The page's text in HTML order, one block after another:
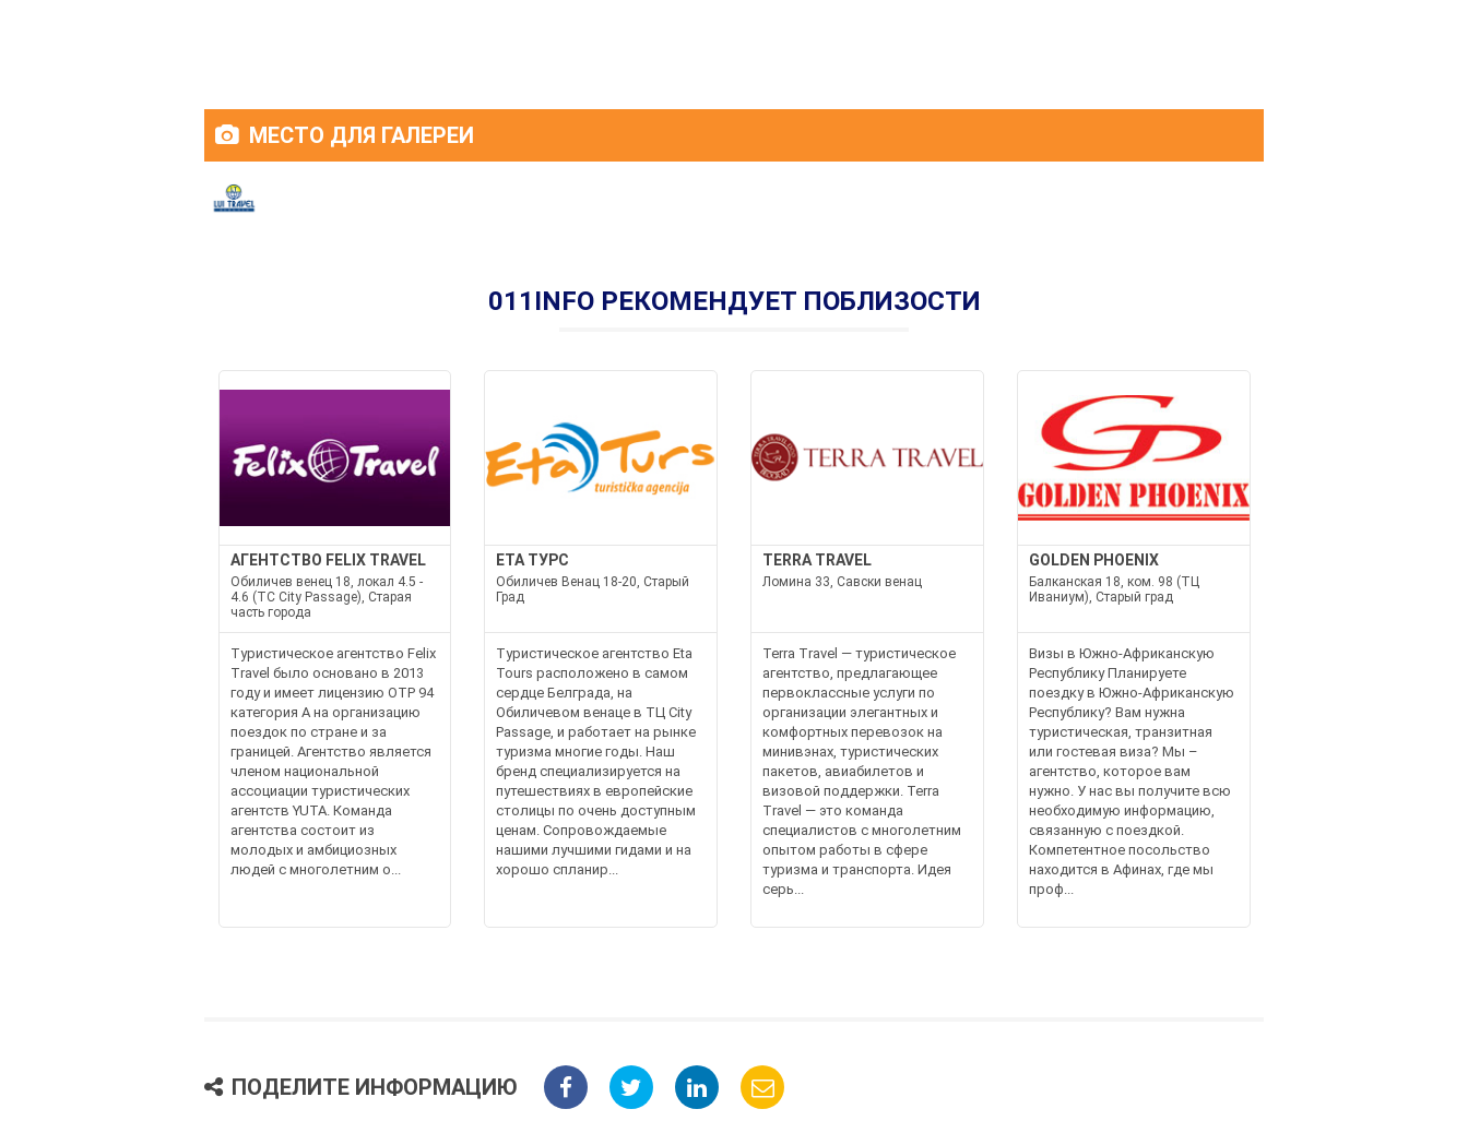
МЕСТО ДЛЯ ГАЛЕРЕИ
011INFO РЕКОМЕНДУЕТ ПОБЛИЗОСТИ
АГЕНТСТВО FELIX TRAVEL
Обиличев венец 18, локал 4.5 -
4.6 (TC City Passage), Старая
часть города
Туристическое агентство Felix
Travel было основано в 2013
году и имеет лицензию OTP 94
категория A на организацию
поездок по стране и за
границей. Агентство является
членом национальной
ассоциации туристических
агентств YUTA. Команда
агентства состоит из
молодых и амбициозных
людей с многолетним о...
ETA ТУРС
Обиличев Венац 18-20, Старый
Град
Туристическое агентство Eta
Tours расположено в самом
сердце Белграда, на
Обиличевом венаце в ТЦ City
Passage, и работает на рынке
туризма многие годы. Наш
бренд специализируется на
путешествиях в европейские
столицы по очень доступным
ценам. Сопровождаемые
нашими лучшими гидами и на
хорошо спланир...
TERRA TRAVEL
Ломина 33, Савски венац
Terra Travel — туристическое
агентство, предлагающее
первоклассные услуги по
организации элегантных и
комфортных перевозок на
минивэнах, туристических
пакетов, авиабилетов и
визовой поддержки. Terra
Travel — это команда
специалистов с многолетним
опытом работы в сфере
туризма и транспорта. Идея
серь...
GOLDEN PHOENIX
Балканская 18, ком. 98 (ТЦ
Иваниум), Старый град
Визы в Южно-Африканскую
Республику Планируете
поездку в Южно-Африканскую
Республику? Вам нужна
туристическая, транзитная
или гостевая виза? Мы –
агентство, которое вам
нужно. У нас вы получите всю
необходимую информацию,
связанную с поездкой.
Компетентное посольство
находится в Афинах, где мы
проф...
ПОДЕЛИТЕ ИНФОРМАЦИЮ